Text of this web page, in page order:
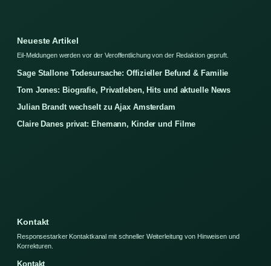
Neueste Artikel
Eil-Meldungen werden vor der Veroffentlichung von der Redaktion gepruft.
Sage Stallone Todesursache: Offizieller Befund & Familie
Tom Jones: Biografie, Privatleben, Hits und aktuelle News
Julian Brandt wechselt zu Ajax Amsterdam
Claire Danes privat: Ehemann, Kinder und Filme
Kontakt
Responsestarker Kontaktkanal mit schneller Weiterleitung von Hinweisen und
Korrekturen.
Kontakt